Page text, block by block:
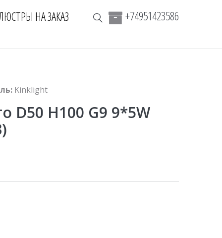
НА ЗАКАЗ +74951423586
Kinklight
D50 H100 G9 9*5W